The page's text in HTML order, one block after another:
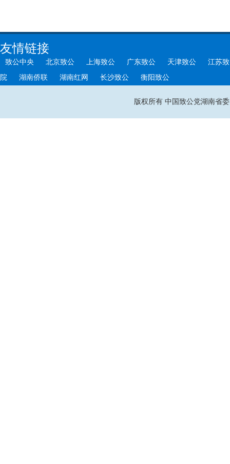
友情链接
致公中央 北京致公 上海致公 广东致公 天津致公
江苏
院
湖南侨联 湖南红网 长沙致公 衡阳致公
版权所有 中国致公党湖南省